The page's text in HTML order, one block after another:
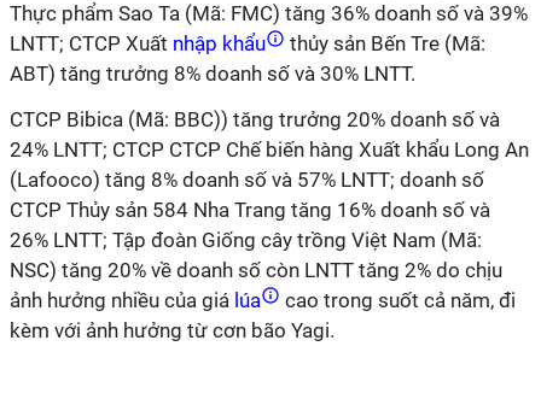
Thực phẩm Sao Ta (Mã: FMC) tăng 36% doanh số và 39%
LNTT; CTCP Xuất nhập khẩu
thủy sản Bến Tre (Mã:
ABT) tăng trưởng 8% doanh số và 30% LNTT.
CTCP Bibica (Mã: BBC)) tăng trưởng 20% doanh số và
24% LNTT; CTCP CTCP Chế biến hàng Xuất khẩu Long An
(Lafooco) tăng 8% doanh số và 57% LNTT; doanh số
CTCP Thủy sản 584 Nha Trang tăng 16% doanh số và
26% LNTT; Tập đoàn Giống cây trồng Việt Nam (Mã:
NSC) tăng 20% về doanh số còn LNTT tăng 2% do chịu
ảnh hưởng nhiều của giá lúa
cao trong suốt cả năm, đi
kèm với ảnh hưởng từ cơn bão Yagi.